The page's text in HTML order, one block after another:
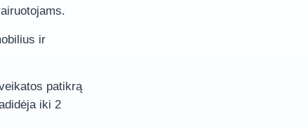
ir
patikrą
iki 2